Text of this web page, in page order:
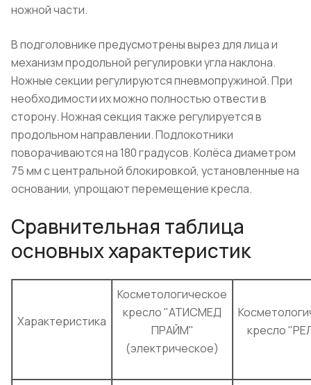
ножной части.
В подголовнике предусмотрены вырез для лица и
механизм продольной регулировки угла наклона.
Ножные секции регулируются пневмопружиной. При
необходимости их можно полностью отвести в
сторону. Ножная секция также регулируется в
продольном направлении. Подлокотники
поворачиваются на 180 градусов. Колёса диаметром
75 мм с центральной блокировкой, установленные на
основании, упрощают перемещение кресла.
Сравнительная таблица
основных характеристик
Характеристика
Косметологическое
кресло "АТИСМЕД
ПРАЙМ"
(электрическое)
кресло